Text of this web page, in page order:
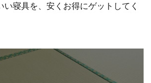
い寝具を、安くお得にゲットしてく